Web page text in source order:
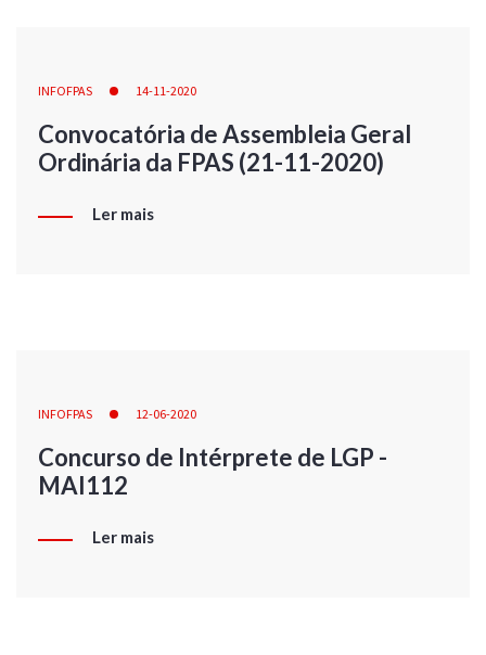
INFOFPAS 14-11-2020
Convocatória de Assembleia Geral
Ordinária da FPAS (21-11-2020)
Ler mais
INFOFPAS 12-06-2020
Concurso de Intérprete de LGP -
MAI112
Ler mais